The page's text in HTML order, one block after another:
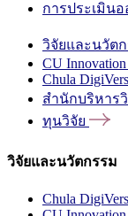
การประเมิน
วิจัยและนวัต
CU Innovation
Chula
สำนักบริหาร
ทุนวิจัย
วิจัยและนวัตกรรม
Chula